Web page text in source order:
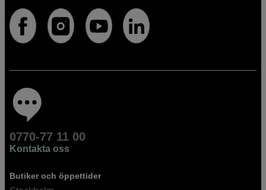
0770-77 11 00
Kontakta oss
Butiker och öppettider